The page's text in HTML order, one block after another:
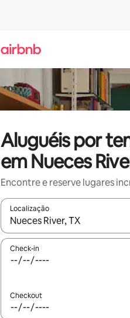
Aluguéis por
em Nueces
Encontre e reserve lugares
Localização
Quando os resultados
Check-in
Checkout